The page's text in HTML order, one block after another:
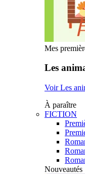
Mes
Les
Voir Les
À paraître
FICTION
Nouveautés